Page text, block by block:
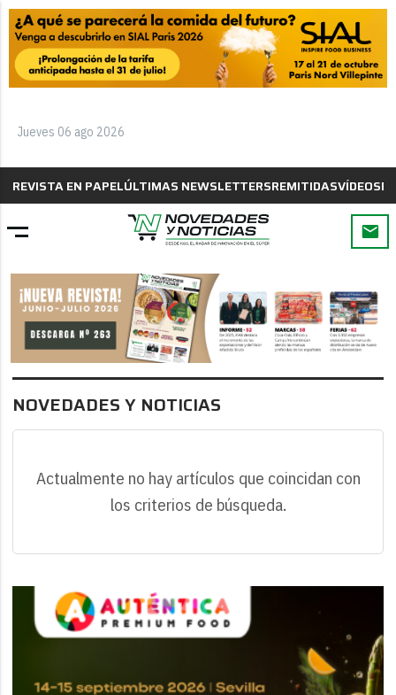
Jueves 06 ago 2026
REVISTA EN PAPELÚLTIMAS NEWSLETTERSREMITIDASVÍDEOS
NOVEDADES Y NOTICIAS
Actualmente no hay artículos que coincidan con
los criterios de búsqueda.